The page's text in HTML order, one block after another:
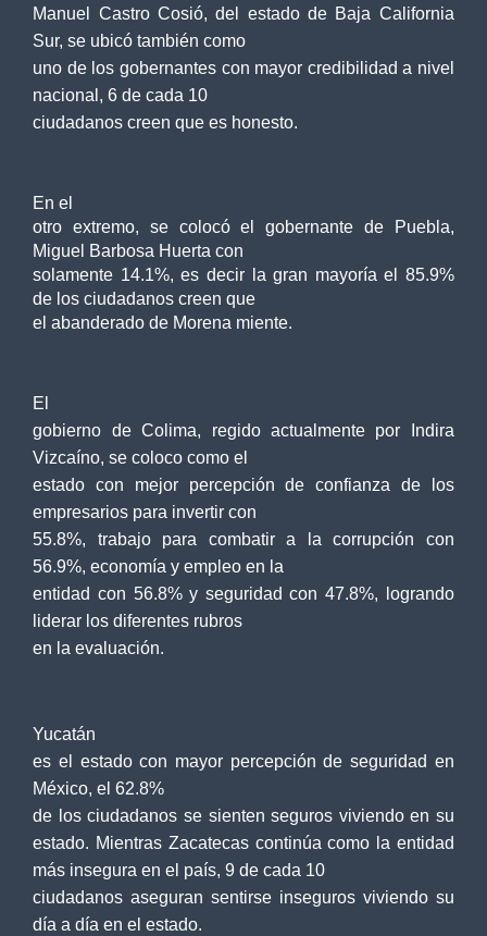
Manuel Castro Cosió, del estado de Baja California
Sur, se ubicó también como
uno de los gobernantes con mayor credibilidad a nivel
nacional, 6 de cada 10
ciudadanos creen que es honesto.
En el
otro extremo, se colocó el gobernante de Puebla,
Miguel Barbosa Huerta con
solamente 14.1%, es decir la gran mayoría el 85.9%
de los ciudadanos creen que
el abanderado de Morena miente.
El
gobierno de Colima, regido actualmente por Indira
Vizcaíno, se coloco como el
estado con mejor percepción de confianza de los
empresarios para invertir con
55.8%, trabajo para combatir a la corrupción con
56.9%, economía y empleo en la
entidad con 56.8% y seguridad con 47.8%, logrando
liderar los diferentes rubros
en la evaluación.
Yucatán
es el estado con mayor percepción de seguridad en
México, el 62.8%
de los ciudadanos se sienten seguros viviendo en su
estado. Mientras Zacatecas continúa como la entidad
más insegura en el país, 9 de cada 10
ciudadanos aseguran sentirse inseguros viviendo su
día a día en el estado.